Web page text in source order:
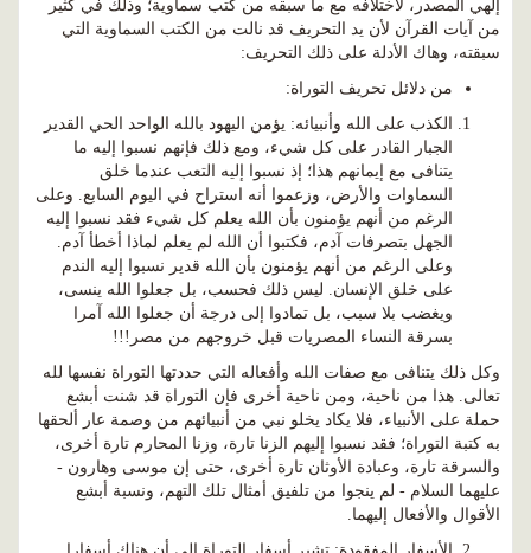
إلهي المصدر، لاختلافه مع ما سبقه من كتب سماوية؛ وذلك في كثير
من آيات القرآن لأن يد التحريف قد نالت من الكتب السماوية التي
سبقته، وهاك الأدلة على ذلك التحريف:
من دلائل تحريف التوراة:
الكذب على الله وأنبيائه: يؤمن اليهود بالله الواحد الحي القدير
الجبار القادر على كل شيء، ومع ذلك فإنهم نسبوا إليه ما
يتنافى مع إيمانهم هذا؛ إذ نسبوا إليه التعب عندما خلق
السماوات والأرض، وزعموا أنه استراح في اليوم السابع. وعلى
الرغم من أنهم يؤمنون بأن الله يعلم كل شيء فقد نسبوا إليه
الجهل بتصرفات آدم، فكتبوا أن الله لم يعلم لماذا أخطأ آدم.
وعلى الرغم من أنهم يؤمنون بأن الله قدير نسبوا إليه الندم
على خلق الإنسان. ليس ذلك فحسب، بل جعلوا الله ينسى،
ويغضب بلا سبب، بل تمادوا إلى درجة أن جعلوا الله آمرا
بسرقة النساء المصريات قبل خروجهم من مصر!!!
وكل ذلك يتنافى مع صفات الله وأفعاله التي حددتها التوراة نفسها لله
تعالى. هذا من ناحية، ومن ناحية أخرى فإن التوراة قد شنت أبشع
حملة على الأنبياء، فلا يكاد يخلو نبي من أنبيائهم من وصمة عار ألحقها
به كتبة التوراة؛ فقد نسبوا إليهم الزنا تارة، وزنا المحارم تارة أخرى،
والسرقة تارة، وعبادة الأوثان تارة أخرى، حتى إن موسى وهارون -
عليهما السلام - لم ينجوا من تلفيق أمثال تلك التهم، ونسبة أبشع
الأقوال والأفعال إليهما.